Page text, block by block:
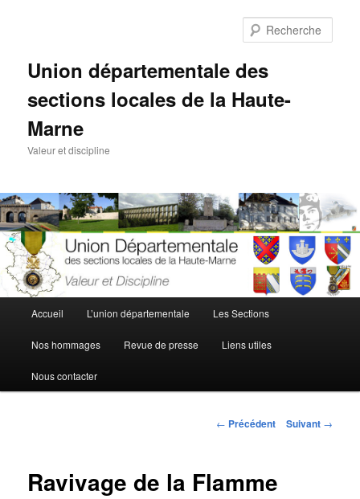
Union départementale des
sections locales de la Haute-
Marne
Valeur et discipline
principal
Accueil L’union départementale Les Sections
Nos hommages Revue de presse Liens utiles
Nous contacter
Navigation
← Précédent Suivant →
Ravivage de la Flamme